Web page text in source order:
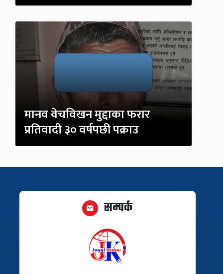
मानव वेचविखन मुद्दाका फरार
प्रतिवादी ३० वर्षपछी पक्राउ
सम्पर्क